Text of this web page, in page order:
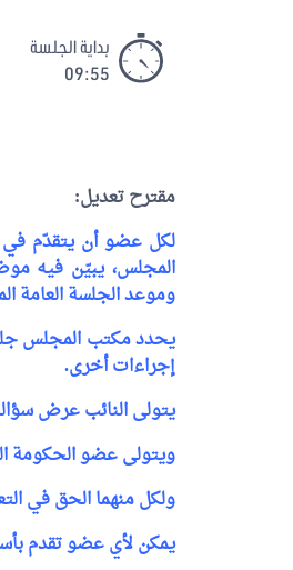
بداية الجلسة
09:55
مقترح تعديل:
لكل عضو أن يتقدّم في
المجلس، يبيّن فيه
وموعد الجلسة العامة
يحدد مكتب المجلس
إجراءات أخرى.
يتولى النائب عرض سؤاله
ويتولى عضو الحكومة
ولكل منهما الحق في
يمكن لأي عضو تقدم بأسئلة شفاهية أن